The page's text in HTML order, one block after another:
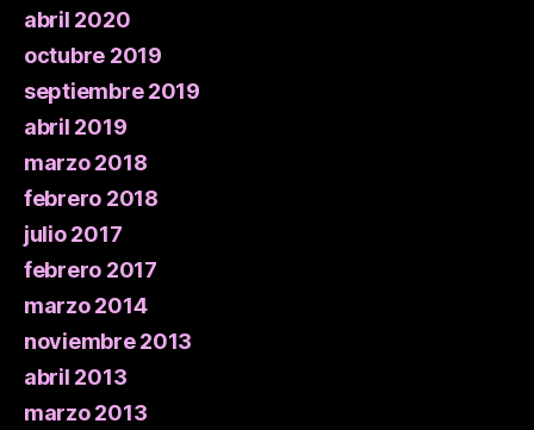
abril 2020
octubre 2019
septiembre 2019
abril 2019
marzo 2018
febrero 2018
julio 2017
febrero 2017
marzo 2014
noviembre 2013
abril 2013
marzo 2013